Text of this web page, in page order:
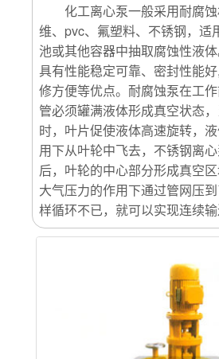
化工离心泵一般采用耐腐
维、pvc、氟塑料、不锈钢，适
池或其他容器中抽取腐蚀性液
具有性能稳定可靠、密封性能
修方便等优点。耐腐蚀泵在工
管必须罐满液体形成真空状态
时，叶片促使液体高速旋转，
用下从叶轮中飞去，不锈钢离
后，叶轮的中心部分形成真空
大气压力的作用下通过管网压
样循环不已，就可以实现连续输